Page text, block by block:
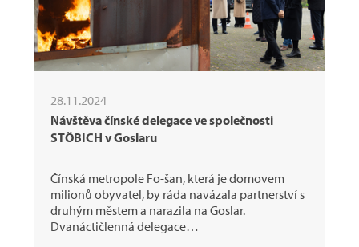
28.11.2024
Návštěva čínské delegace ve společnosti
STÖBICH v Goslaru
Čínská metropole Fo-šan, která je domovem
milionů obyvatel, by ráda navázala partnerství s
druhým městem a narazila na Goslar.
Dvanáctičlenná delegace…